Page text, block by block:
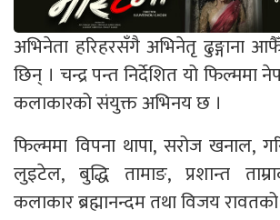
अभिनेता हरिहरसँगै अभिनेतृ ढुङ्गाना
छिन् । चन्द्र पन्त निर्देशित यो फिल्ममा
कलाकारको संयुक्त अभिनय छ ।
फिल्ममा विपना थापा, सरोज खनाल,
लुइटेल, बुद्धि तामाङ, प्रशान्त
कलाकार ब्रह्मानन्दम तथा विजय